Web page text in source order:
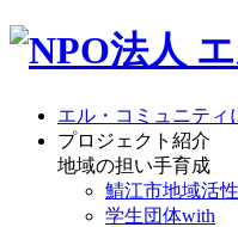
エル・コミュニティ
プロジェクト紹介
地域の担い手育成
鯖江市地域活
学生団体with